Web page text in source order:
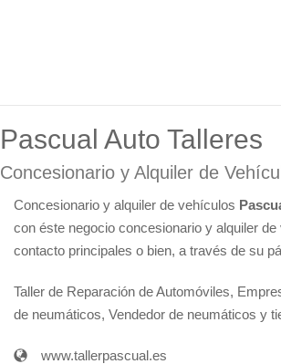
Pascual Auto Talleres
Concesionario y Alquiler de
Concesionario y alquiler de vehículos
con éste negocio concesionario y alquiler
contacto principales o bien, a través de su
Taller de Reparación de Automóviles,
de neumáticos, Vendedor de neumáticos y
www.tallerpascual.es